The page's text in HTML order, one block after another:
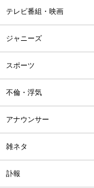
テレビ番組・映画
ジャニーズ
スポーツ
不倫・浮気
アナウンサー
雑ネタ
訃報